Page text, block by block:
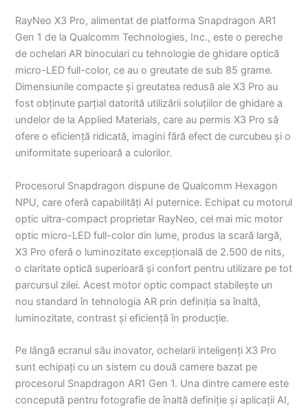
RayNeo X3 Pro, alimentat de platforma Snapdragon AR1
Gen 1 de la Qualcomm Technologies, Inc., este o pereche
de ochelari AR binoculari cu tehnologie de ghidare optică
micro-LED full-color, ce au o greutate de sub 85 grame.
Dimensiunile compacte și greutatea redusă ale X3 Pro au
fost obținute parțial datorită utilizării soluțiilor de ghidare a
undelor de la Applied Materials, care au permis X3 Pro să
ofere o eficiență ridicată, imagini fără efect de curcubeu și o
uniformitate superioară a culorilor.
Procesorul Snapdragon dispune de Qualcomm Hexagon
NPU, care oferă capabilități AI puternice. Echipat cu motorul
optic ultra-compact proprietar RayNeo, cel mai mic motor
optic micro-LED full-color din lume, produs la scară largă,
X3 Pro oferă o luminozitate excepțională de 2.500 de nits,
o claritate optică superioară și confort pentru utilizare pe tot
parcursul zilei. Acest motor optic compact stabilește un
nou standard în tehnologia AR prin definiția sa înaltă,
luminozitate, contrast și eficiență în producție.
Pe lângă ecranul său inovator, ochelarii inteligenți X3 Pro
sunt echipați cu un sistem cu două camere bazat pe
procesorul Snapdragon AR1 Gen 1. Una dintre camere este
concepută pentru fotografie de înaltă definiție și aplicații AI,